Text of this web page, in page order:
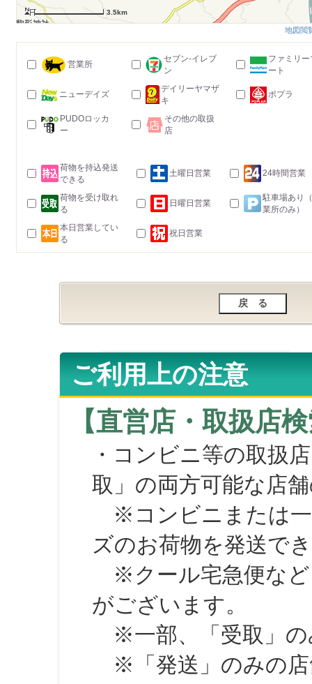
3.5km
地図閲
営業所
セブン-イレブ
ン
ファミリー
ート
ニューデイズ
デイリーヤマザ
キ
ポプラ
PUDOロッカ
ー
その他の取扱
店
荷物を持込発送
できる
土曜日営業 24時間営業
荷物を受け取れ
る
日曜日営業
駐車場あり
業所のみ）
本日営業してい
る
祝日営業
ご利用上の注意
【直営店・取扱店
・コンビニ等の取扱
取」の両方可能な店
※コンビニまたは一
ズのお荷物を発送で
※クール宅急便など
がございます。
※一部、「受取」の
※「発送」のみの店